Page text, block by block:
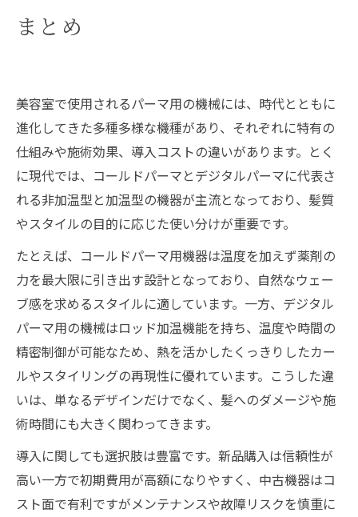
まとめ
美容室で使用されるパーマ用の機械には、時代とともに
進化してきた多種多様な機種があり、それぞれに特有の
仕組みや施術効果、導入コストの違いがあります。とく
に現代では、コールドパーマとデジタルパーマに代表さ
れる非加温型と加温型の機器が主流となっており、髪質
やスタイルの目的に応じた使い分けが重要です。
たとえば、コールドパーマ用機器は温度を加えず薬剤の
力を最大限に引き出す設計となっており、自然なウェー
ブ感を求めるスタイルに適しています。一方、デジタル
パーマ用の機械はロッド加温機能を持ち、温度や時間の
精密制御が可能なため、熱を活かしたくっきりしたカー
ルやスタイリングの再現性に優れています。こうした違
いは、単なるデザインだけでなく、髪へのダメージや施
術時間にも大きく関わってきます。
導入に関しても選択肢は豊富です。新品購入は信頼性が
高い一方で初期費用が高額になりやすく、中古機器はコ
スト面で有利ですがメンテナンスや故障リスクを慎重に